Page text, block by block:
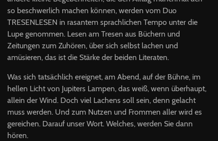
so beschwerlich machen können, werden vom Duo
TRESENLESEN in rasantem sprachlichen Tempo unter die
Lupe genommen. Lesen am Tresen aus Büchern und
Zeitungen zum Zuhören, über sich selbst lachen und
amüsieren, das ist die Stärke der beiden Literaten.
Was sich tatsächlich ereignet, am Abend, auf der Bühne, im
hellen Licht von Jupiters Lampen, das weiß, wenn überhaupt,
allein der Wind. Doch viel Lachens soll sein, denn gelacht
muss werden. Und zum Nutzen und Frommen aller wird es
gereichen. Darauf unser Wort. Welches, werden Sie dann
hören.